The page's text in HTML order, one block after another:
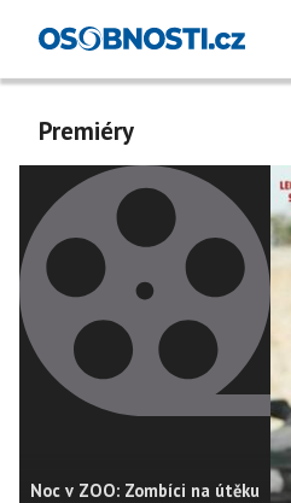
Premiéry
Noc v ZOO: Zombíci na útěku